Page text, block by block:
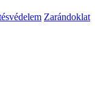
Zarándoklat